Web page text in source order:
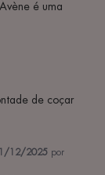
é uma
12/2025 por